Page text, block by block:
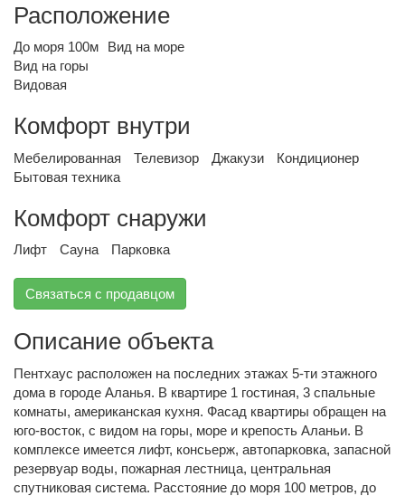
Расположение
До моря 100м
Вид на море
Вид на горы
Видовая
Комфорт внутри
Мебелированная Телевизор Джакузи
Кондиционер
Бытовая техника
Комфорт снаружи
Лифт Сауна Парковка
Связаться с продавцом
Описание объекта
Пентхаус расположен на последних этажах 5-ти этажного
дома в городе Аланья. В квартире 1 гостиная, 3 спальные
комнаты, американская кухня. Фасад квартиры обращен на
юго-восток, с видом на горы, море и крепость Аланьи. В
комплексе имеется лифт, консьерж, автопарковка, запасной
резервуар воды, пожарная лестница, центральная
спутниковая система. Расстояние до моря 100 метров, до